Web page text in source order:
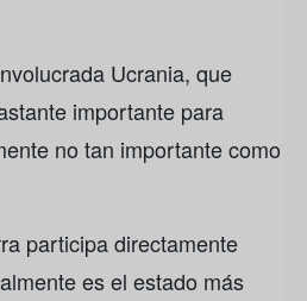
Ucrania, que
importante para
no tan importante como
participa directamente
es el estado más